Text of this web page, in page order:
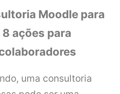
Moodle para
ações para
uma consultoria